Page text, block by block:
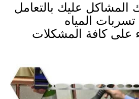
عليك بالتعامل
المياه
على كافة المشكلات